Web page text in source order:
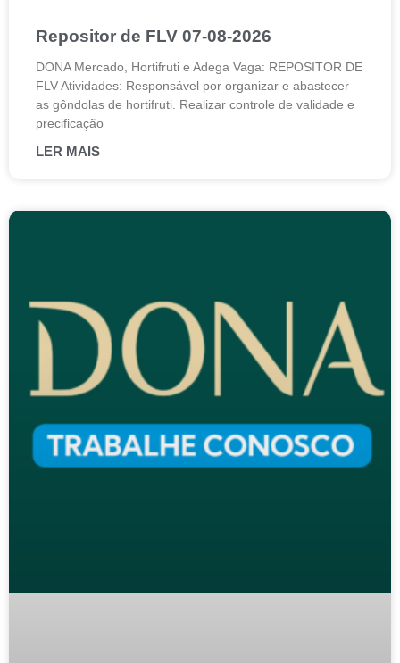
Repositor de FLV 07-08-2026
DONA Mercado, Hortifruti e Adega Vaga: REPOSITOR DE
FLV Atividades: Responsável por organizar e abastecer
as gôndolas de hortifruti. Realizar controle de validade e
precificação
LER MAIS